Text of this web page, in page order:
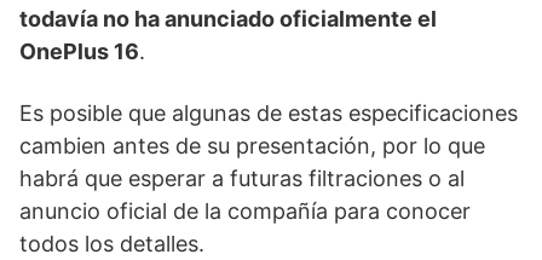
todavía no ha anunciado oficialmente el
OnePlus 16.
Es posible que algunas de estas especificaciones
cambien antes de su presentación, por lo que
habrá que esperar a futuras filtraciones o al
anuncio oficial de la compañía para conocer
todos los detalles.